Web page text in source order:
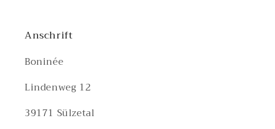
Anschrift
Boninée
Lindenweg 12
39171 Sülzetal